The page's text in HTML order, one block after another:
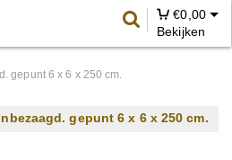
€0,00
Bekijken
gepunt 6 x 6 x 250 cm.
gepunt 6 x 6 x 250 cm.